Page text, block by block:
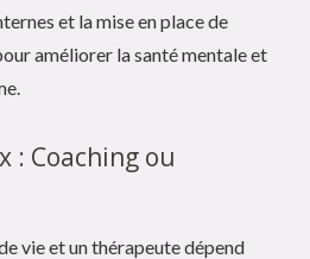
et la mise en place de
améliorer la santé mentale et
: Coaching ou
vie et un thérapeute dépend